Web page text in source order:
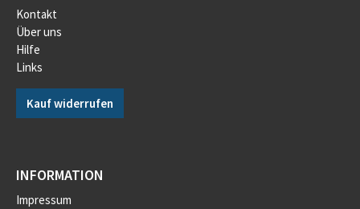
Kontakt
Über uns
Hilfe
Links
Kauf widerrufen
INFORMATION
Impressum